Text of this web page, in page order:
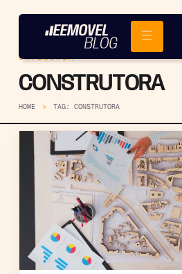
CATEGORIA
CONSTRUTORA
HOME TAG: CONSTRUTORA